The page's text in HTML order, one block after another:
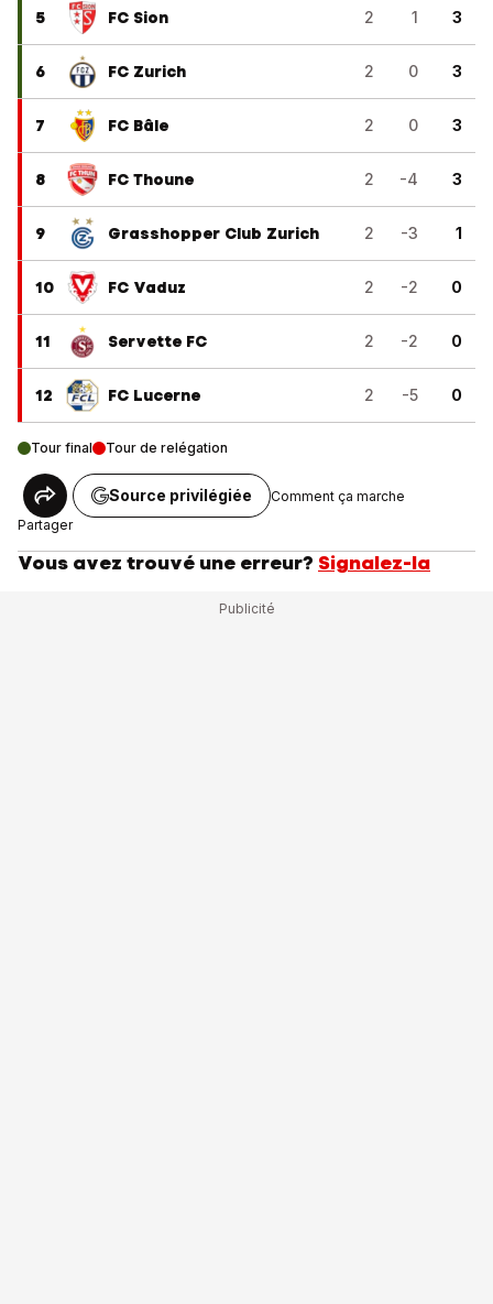
5 FC Sion 2 1 3
6 FC Zurich 2 0 3
7 FC Bâle 2 0 3
8 FC Thoune 2 -4 3
9 Grasshopper Club Zurich 2 -3 1
10 FC Vaduz 2 -2 0
11 Servette FC 2 -2 0
12 FC Lucerne 2 -5 0
Tour final Tour de relégation
Partager
Source privilégiée Comment ça marche
Vous avez trouvé une erreur? Signalez-la